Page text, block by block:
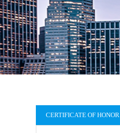
CERTIFICATE OF HONOR